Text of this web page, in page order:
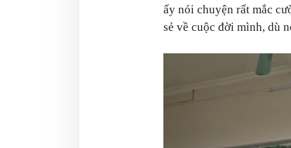
ấy nói chuyện rất mắc
sẻ về cuộc đời mình, dù